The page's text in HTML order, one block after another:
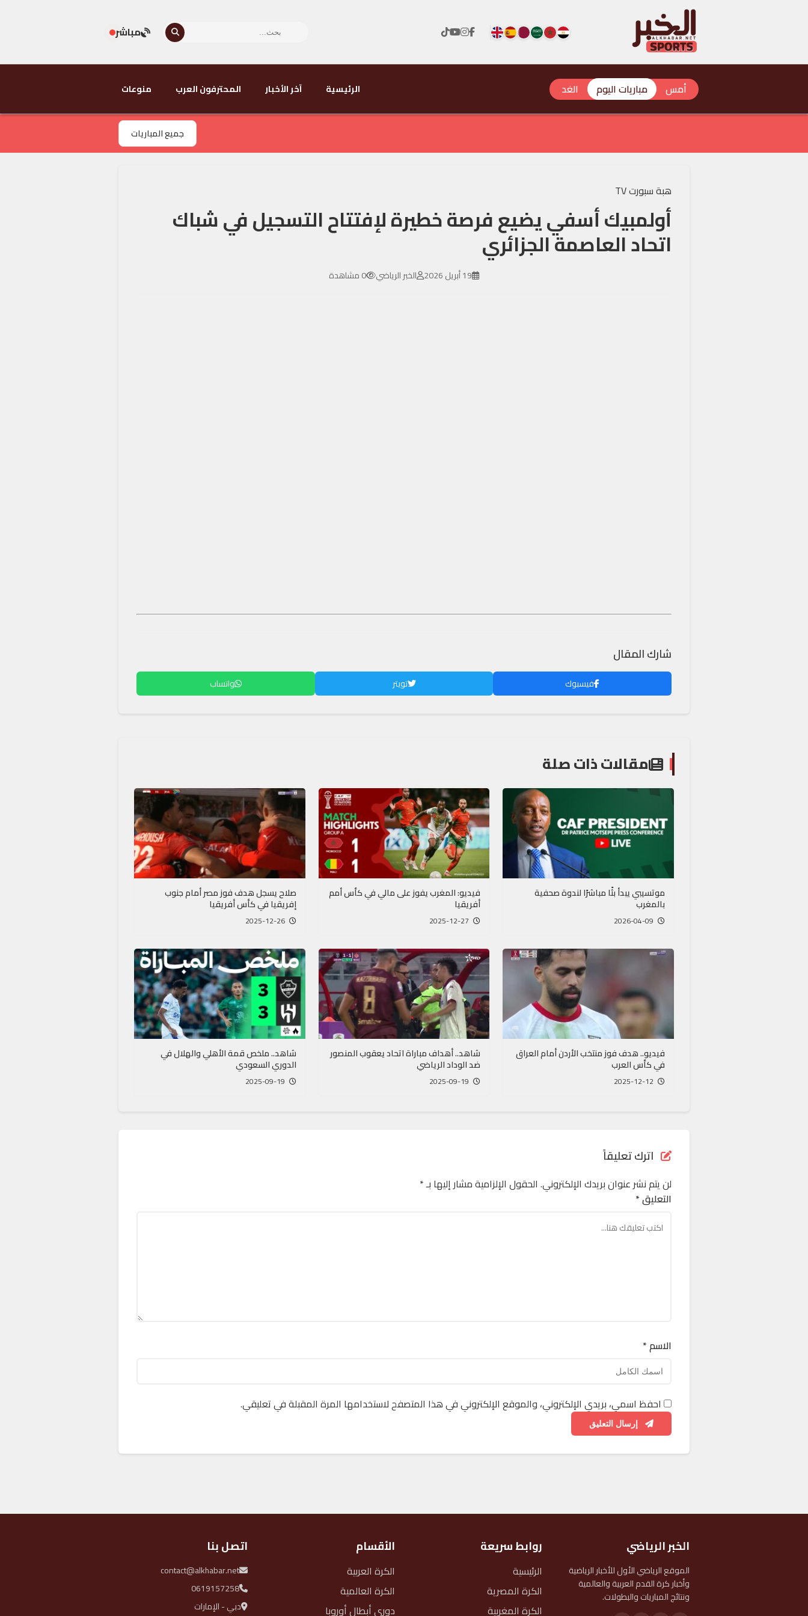
مباشر
أمس مباريات اليوم الغد الرئيسية آخر الأخبار المحترفون العرب منوعات
جميع المباريات
هبة سبورت TV
أولمبيك أسفي يضيع فرصة خطيرة لإفتتاح التسجيل في شباك
اتحاد العاصمة الجزائري
19 أبريل 2026 الخبر الرياضي 0 مشاهدة
شارك المقال
فيسبوك تويتر واتساب
مقالات ذات صلة
موتسيبي يبدأ بثًا مباشرًا لندوة صحفية
بالمغرب
فيديو: المغرب يفوز على مالي في كأس أمم
أفريقيا
صلاح يسجل هدف فوز مصر أمام جنوب
إفريقيا في كأس أفريقيا
2025-12-26
فيديو.. هدف فوز منتخب الأردن أمام العراق
في كأس العرب
شاهد.. أهداف مباراة اتحاد يعقوب المنصور
ضد الوداد الرياضي
شاهد.. ملخص قمة الأهلي والهلال في
الدوري السعودي
اترك تعليقاً
لن يتم نشر عنوان بريدك الإلكتروني. الحقول الإلزامية مشار إليها بـ*
التعليق *
الاسم *
احفظ اسمي، بريدي الإلكتروني، والموقع الإلكتروني في هذا المتصفح لاستخدامها المرة المقبلة في تعليقي.
الخبر الرياضي
الموقع الرياضي الأول للأخبار الرياضية
وأخبار كرة القدم العربية والعالمية
ونتائج المباريات والبطولات.
روابط سريعة
الرئيسية
الكرة المصرية
الكرة المغربية
الأقسام
الكرة العربية
الكرة العالمية
دوري أبطال أوروبا
اتصل بنا
contact@alkhabar.net
0619157258
دبي - الإمارات